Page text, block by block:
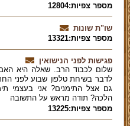
מספר צפיות:12804
שו"ת שונות
מספר צפיות:13321
פגישות לפני הנישואין
שלום לכבוד הרב. שאלה היא
לדבר בשיחת טלפון שבוע לפני
גם אצל התימנים? אני בעצמי
הלכה? תודה מראש על התשובה
מספר צפיות:13225